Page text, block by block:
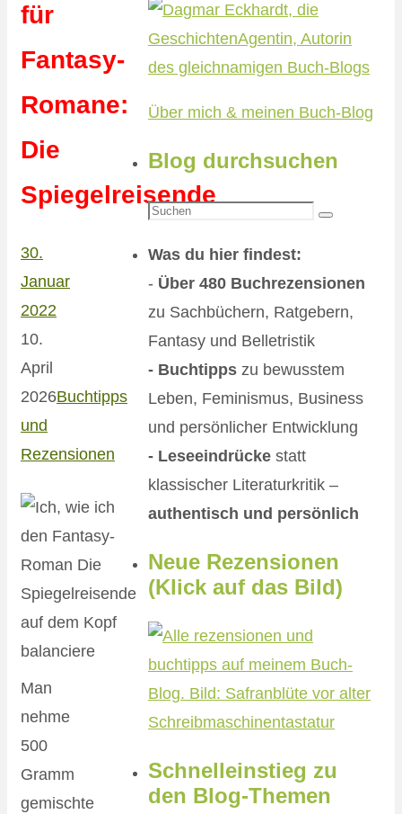
für
Fantasy-
Romane:
Die
Spiegelreisende
30.
Januar
2022
10.
April
2026Buchtipps
und
Rezensionen
Man
nehme
500
Gramm
gemischte
Über mich & meinen Buch-Blog
Blog durchsuchen
Suchen
Suchen
Was du hier findest:
- Über 480 Buchrezensionen
zu Sachbüchern, Ratgebern,
Fantasy und Belletristik
- Buchtipps zu bewusstem
Leben, Feminismus, Business
und persönlicher Entwicklung
- Leseeindrücke statt
klassischer Literaturkritik –
authentisch und persönlich
Neue Rezensionen
(Klick auf das Bild)
Schnelleinstieg zu
den Blog-Themen